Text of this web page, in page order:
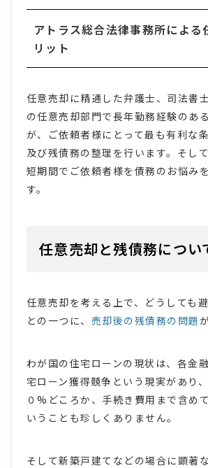
アトラス総合法律事務所による
リット
任意売却に精通した弁護士、司法書
の任意売却部門で長年勤務経験のあ
が、ご依頼者様にとって最も有利な
及び残債務の整理を行います。そし
短期間でご依頼者様を債務のお悩み
す。
任意売却と残債務につい
任意売却を考える上で、どうしても
との一つに、 売却後の残債務の問題
わが国の住宅ローンの現状は、各金
宅ローン獲得競争という現実があり
０%どころか、手続き費用まで含め
いうことも珍しくありません。
そして新築戸建てなどの場合に顕著